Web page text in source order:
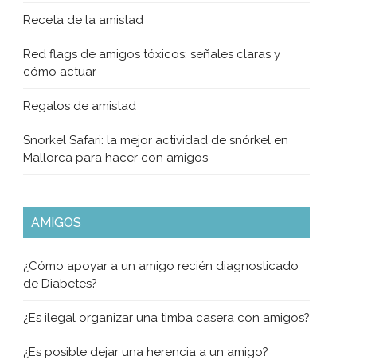
Receta de la amistad
Red flags de amigos tóxicos: señales claras y
cómo actuar
Regalos de amistad
Snorkel Safari: la mejor actividad de snórkel en
Mallorca para hacer con amigos
AMIGOS
¿Cómo apoyar a un amigo recién diagnosticado
de Diabetes?
¿Es ilegal organizar una timba casera con amigos?
¿Es posible dejar una herencia a un amigo?